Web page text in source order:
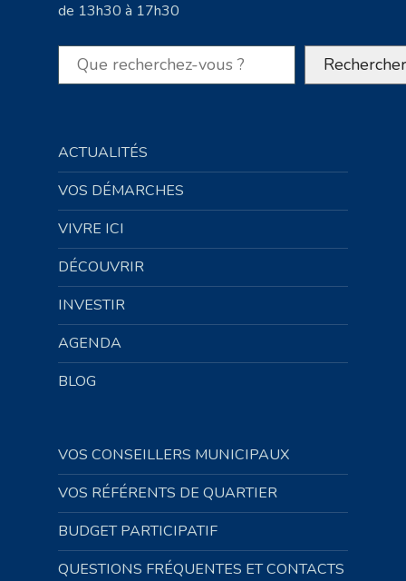
de 13h30 à 17h30
Rechercher Rechercher
ACTUALITÉS
VOS DÉMARCHES
VIVRE ICI
DÉCOUVRIR
INVESTIR
AGENDA
BLOG
VOS CONSEILLERS MUNICIPAUX
VOS RÉFÉRENTS DE QUARTIER
BUDGET PARTICIPATIF
QUESTIONS FRÉQUENTES ET CONTACTS